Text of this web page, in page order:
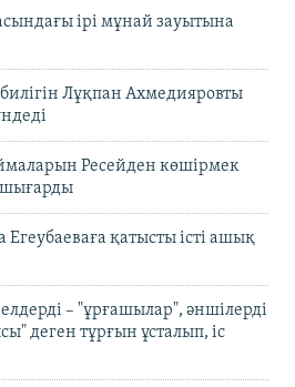
ірі мұнай зауытына
Лұқпан Ахмедияровты
Ресейден көшірмек
шығарды
Егеубаеваға қатысты істі ашық
– "ұрғашылар", әншілерді
деген тұрғын ұсталып, іс